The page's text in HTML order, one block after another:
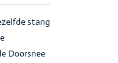
stang
Doorsnee